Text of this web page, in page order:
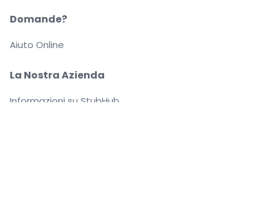
La Nostra Azienda
Informazioni su StubHub
Domande?
Aiuto Online